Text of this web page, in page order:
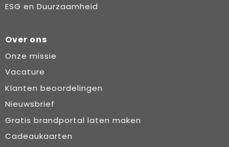
ESG en Duurzaamheid
Over ons
Onze missie
Vacature
Klanten beoordelingen
Nieuwsbrief
Gratis brandportal laten maken
Cadeaukaarten